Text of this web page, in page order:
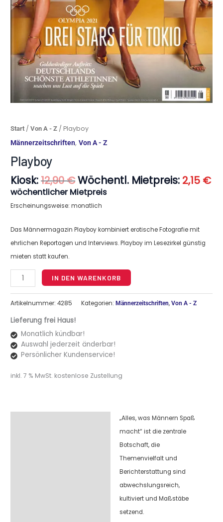
Start /Von A - Z / Playboy
Männerzeitschriften,Von A - Z
Playboy
Kiosk:12,90€
Ursprünglicher
Preis
war:
Wöchentl. Mietpreis: 2,15 €
wöchentlicher Mietpreis
Erscheinungsweise: monatlich
Das Männermagazin Playboy kombiniert erotische Fotografie mit
ehrlichen Reportagen und Interviews. Playboy im Lesezirkel günstig
mieten statt kaufen.
Playboy
Menge
IN DEN WARENKORB
Artikelnummer:4285 Kategorien:Männerzeitschriften,Von A - Z
Lieferung frei Haus!
Monatlich kündbar!
Auswahl jederzeit änderbar!
Persönlicher Kundenservice!
inkl. 7 % MwSt. kostenlose Zustellung
„Alles, was Männern Spaß
macht“ ist die zentrale
Botschaft, die
Themenvielfalt und
Berichterstattung sind
abwechslungsreich,
kultiviert und Maßstäbe
setzend.